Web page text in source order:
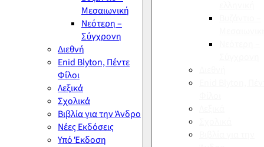
Μεσαιωνική
Νεότερη –
Σύγχρονη
Διεθνή
Enid Blyton, Πέντε
Φίλοι
Λεξικά
Σχολικά
Βιβλία για την Άνδρο
Νέες Εκδόσεις
Υπό Έκδοση